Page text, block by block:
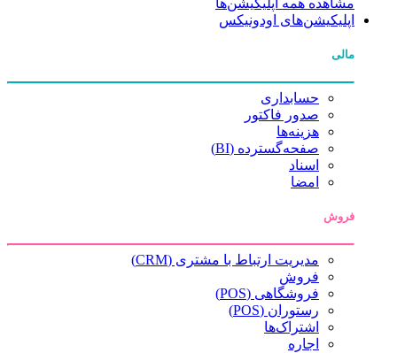
اپلیکیشن‌های اودونیکس
مالی
حسابداری
صدور فاکتور
هزینه‌ها
صفحه‌گسترده (BI)
اسناد
امضا
فروش
مدیریت ارتباط با مشتری (CRM)
فروش
فروشگاهی (POS)
رستوران (POS)
اشتراک‌ها
اجاره